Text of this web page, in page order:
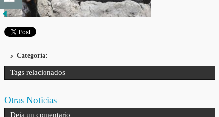
Categoría:
Tags relacionados
Otras Noticias
Deja un comentario